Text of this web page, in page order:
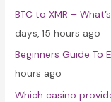
BTC to XMR –
days, 15 hours ago
Beginners Guide To
hours ago
Which casino